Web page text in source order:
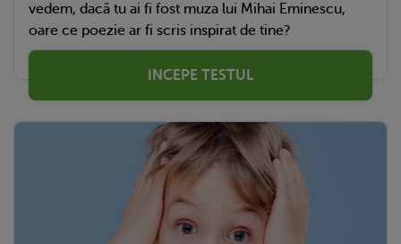
vedem, dacă tu ai fi fost muza lui Mihai Eminescu,
oare ce poezie ar fi scris inspirat de tine?
INCEPE TESTUL